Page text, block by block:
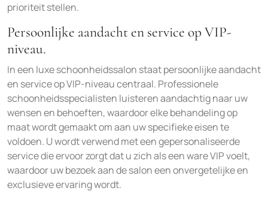
prioriteit stellen.
Persoonlijke aandacht en service op VIP-
niveau.
In een luxe schoonheidssalon staat persoonlijke aandacht
en service op VIP-niveau centraal. Professionele
schoonheidsspecialisten luisteren aandachtig naar uw
wensen en behoeften, waardoor elke behandeling op
maat wordt gemaakt om aan uw specifieke eisen te
voldoen. U wordt verwend met een gepersonaliseerde
service die ervoor zorgt dat u zich als een ware VIP voelt,
waardoor uw bezoek aan de salon een onvergetelijke en
exclusieve ervaring wordt.